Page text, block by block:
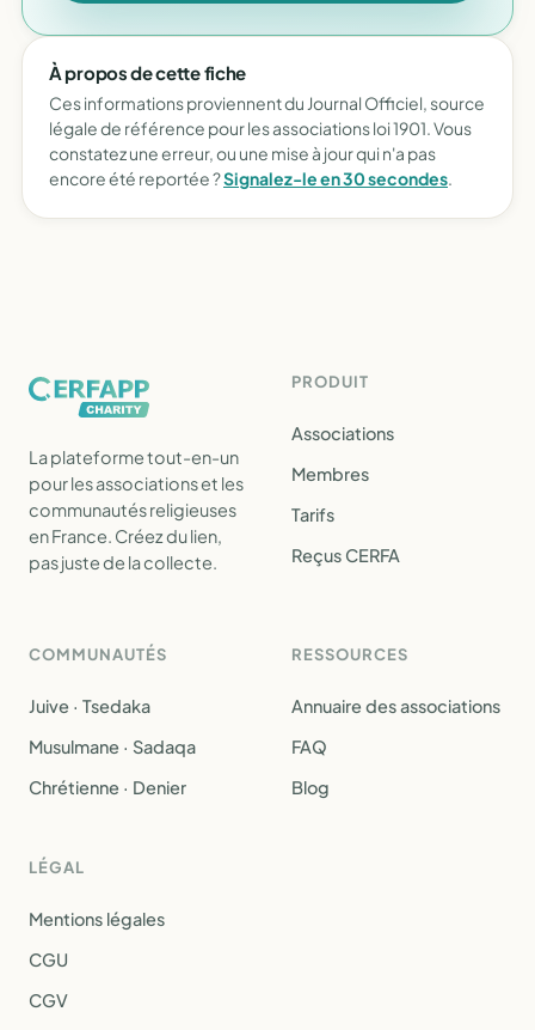
À propos de cette fiche
Ces informations proviennent du Journal Officiel, source
légale de référence pour les associations loi 1901. Vous
constatez une erreur, ou une mise à jour qui n'a pas
encore été reportée ?Signalez-le en 30 secondes.
La plateforme tout-en-un
pour les associations et les
communautés religieuses
en France. Créez du lien,
pas juste de la collecte.
PRODUIT
Associations
Membres
Tarifs
Reçus CERFA
COMMUNAUTÉS
Juive · Tsedaka
Musulmane · Sadaqa
Chrétienne · Denier
RESSOURCES
Annuaire des associations
FAQ
Blog
LÉGAL
Mentions légales
CGU
CGV